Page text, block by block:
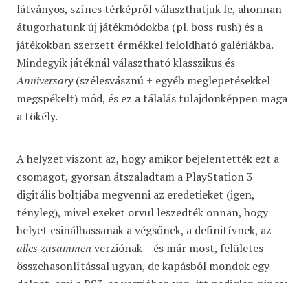
látványos, színes térképről választhatjuk le, ahonnan
átugorhatunk új játékmódokba (pl. boss rush) és a
játékokban szerzett érmékkel feloldható galériákba.
Mindegyik játéknál választható klasszikus és
Anniversary(szélesvásznú + egyéb meglepetésekkel
megspékelt) mód, és ez a tálalás tulajdonképpen maga
a tökély.
A helyzet viszont az, hogy amikor bejelentették ezt a
csomagot, gyorsan átszaladtam a PlayStation 3
digitális boltjába megvenni az eredetieket (igen,
tényleg), mivel ezeket orvul leszedték onnan, hogy
helyet csinálhassanak a végsőnek, a definitívnek, az
alles zusammen verziónak – és már most, felületes
összehasonlítással ugyan, de kapásból mondok egy